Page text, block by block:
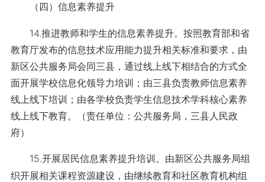
（四）信息素养提升
14.推进教师和学生的信息素养提升。按照教育部和省
教育厅发布的信息技术应用能力提升相关标准和要求，由
新区公共服务局会同三县，通过线上线下相结合的方式全
面开展学校信息化领导力培训；由三县负责教师信息素养
线上线下培训；由各学校负责学生信息技术学科核心素养
线上线下教育。（责任单位：公共服务局，三县人民政
府）
15.开展居民信息素养提升培训。由新区公共服务局组
织开展相关课程资源建设，由继续教育和社区教育机构组